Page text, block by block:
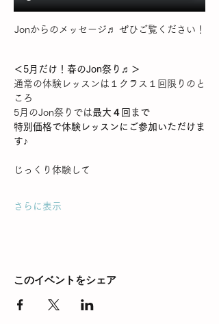
Jonからのメッセージ♬ ぜひご覧ください！
＜5月だけ！春のJon祭り♬＞
通常の体験レッスンは１クラス１回限りのと
ころ
5月のJon祭りでは最大４回まで
特別価格で体験レッスンにご参加いただけま
す♪
じっくり体験して
さらに表示
このイベントをシェア